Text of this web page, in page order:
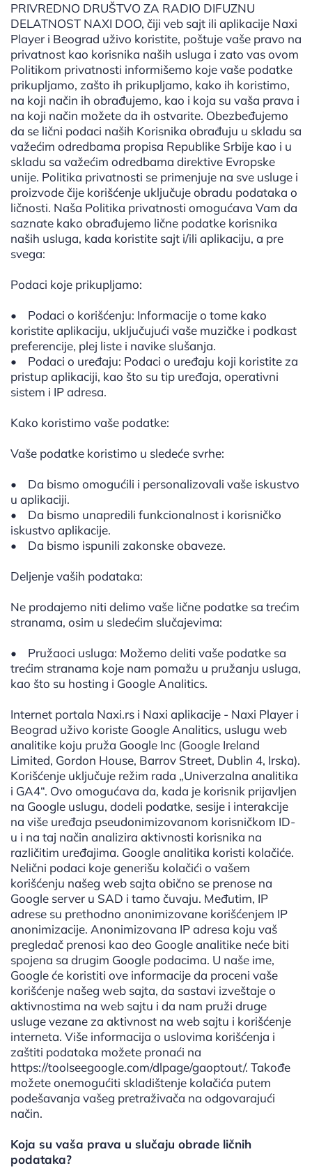
PRIVREDNO DRUŠTVO ZA RADIO DIFUZNU
DELATNOST NAXI DOO, čiji veb sajt ili aplikacije Naxi
Player i Beograd uživo koristite, poštuje vaše pravo na
privatnost kao korisnika naših usluga i zato vas ovom
Politikom privatnosti informišemo koje vaše podatke
prikupljamo, zašto ih prikupljamo, kako ih koristimo,
na koji način ih obrađujemo, kao i koja su vaša prava i
na koji način možete da ih ostvarite. Obezbeđujemo
da se lični podaci naših Korisnika obrađuju u skladu sa
važećim odredbama propisa Republike Srbije kao i u
skladu sa važećim odredbama direktive Evropske
unije. Politika privatnosti se primenjuje na sve usluge i
proizvode čije korišćenje uključuje obradu podataka o
ličnosti. Naša Politika privatnosti omogućava Vam da
saznate kako obrađujemo lične podatke korisnika
naših usluga, kada koristite sajt i/ili aplikaciju, a pre
svega:
Podaci koje prikupljamo:
• Podaci o korišćenju: Informacije o tome kako
koristite aplikaciju, uključujući vaše muzičke i podkast
preferencije, plej liste i navike slušanja.
• Podaci o uređaju: Podaci o uređaju koji koristite za
pristup aplikaciji, kao što su tip uređaja, operativni
sistem i IP adresa.
Kako koristimo vaše podatke:
Vaše podatke koristimo u sledeće svrhe:
• Da bismo omogućili i personalizovali vaše iskustvo
u aplikaciji.
• Da bismo unapredili funkcionalnost i korisničko
iskustvo aplikacije.
• Da bismo ispunili zakonske obaveze.
Deljenje vaših podataka:
Ne prodajemo niti delimo vaše lične podatke sa trećim
stranama, osim u sledećim slučajevima:
• Pružaoci usluga: Možemo deliti vaše podatke sa
trećim stranama koje nam pomažu u pružanju usluga,
kao što su hosting i Google Analitics.
Internet portala Naxi.rs i Naxi aplikacije - Naxi Player i
Beograd uživo koriste Google Analitics, uslugu web
analitike koju pruža Google Inc (Google Ireland
Limited, Gordon House, Barrov Street, Dublin 4, Irska).
Korišćenje uključuje režim rada „Univerzalna analitika
i GA4“. Ovo omogućava da, kada je korisnik prijavljen
na Google uslugu, dodeli podatke, sesije i interakcije
na više uređaja pseudonimizovanom korisničkom ID-
u i na taj način analizira aktivnosti korisnika na
različitim uređajima. Google analitika koristi kolačiće.
Nelični podaci koje generišu kolačići o vašem
korišćenju našeg web sajta obično se prenose na
Google server u SAD i tamo čuvaju. Međutim, IP
adrese su prethodno anonimizovane korišćenjem IP
anonimizacije. Anonimizovana IP adresa koju vaš
pregledač prenosi kao deo Google analitike neće biti
spojena sa drugim Google podacima. U naše ime,
Google će koristiti ove informacije da proceni vaše
korišćenje našeg web sajta, da sastavi izveštaje o
aktivnostima na web sajtu i da nam pruži druge
usluge vezane za aktivnost na web sajtu i korišćenje
interneta. Više informacija o uslovima korišćenja i
zaštiti podataka možete pronaći na
https://toolseegoogle.com/dlpage/gaoptout/. Takođe
možete onemogućiti skladištenje kolačića putem
podešavanja vašeg pretraživača na odgovarajući
način.
Koja su vaša prava u slučaju obrade ličnih
podataka?